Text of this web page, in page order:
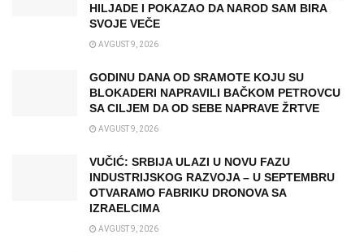
HILJADE I POKAZAO DA NAROD SAM BIRA
SVOJE VEČE
AVGUST 9, 2026
GODINU DANA OD SRAMOTE KOJU SU
BLOKADERI NAPRAVILI BAČKOM PETROVCU
SA CILJEM DA OD SEBE NAPRAVE ŽRTVE
AVGUST 9, 2026
VUČIĆ: SRBIJA ULAZI U NOVU FAZU
INDUSTRIJSKOG RAZVOJA – U SEPTEMBRU
OTVARAMO FABRIKU DRONOVA SA
IZRAELCIMA
AVGUST 9, 2026